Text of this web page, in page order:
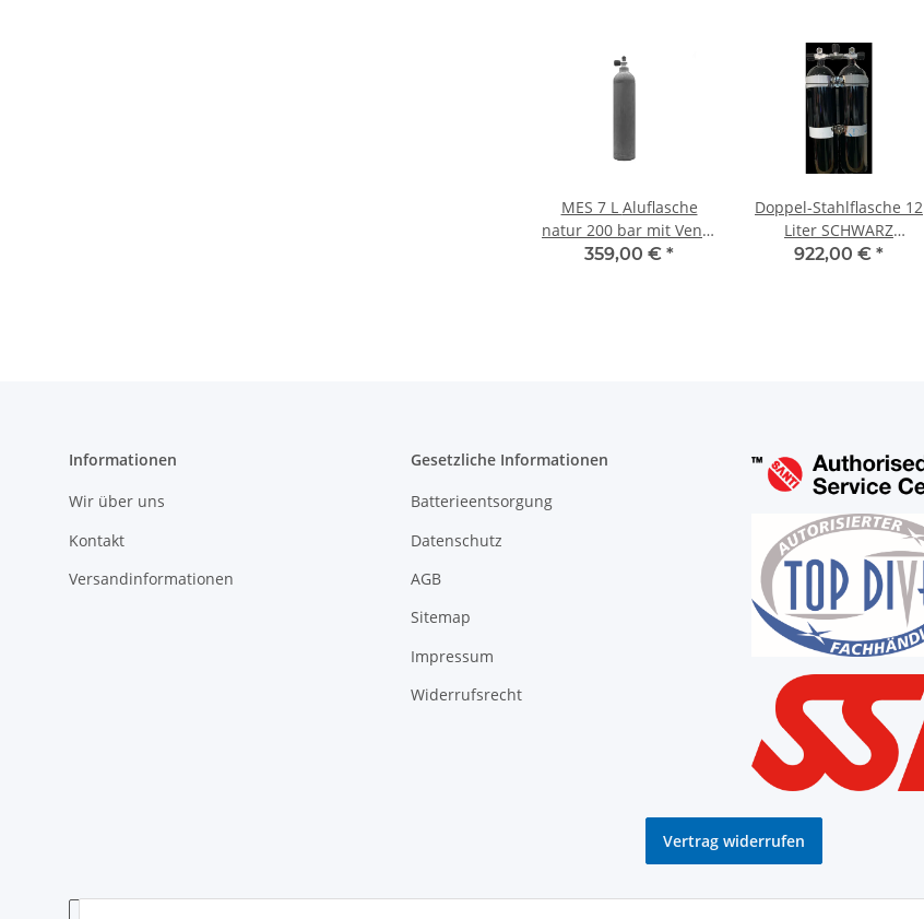
MES 7 L Aluflasche
natur 200 bar mit Ventil
12144
359,00 € *
Doppel-Stahlflasche 12
Liter SCHWARZ
KONKAV lang, 230 Bar,
922,00 € *
Informationen
Wir über uns
Kontakt
Versandinformationen
Gesetzliche Informationen
Batterieentsorgung
Datenschutz
AGB
Sitemap
Impressum
Widerrufsrecht
Vertrag widerrufen